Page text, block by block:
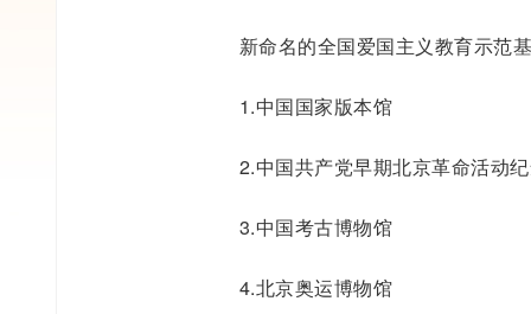
新命名的全国爱国主义教育示范
1.中国国家版本馆
2.中国共产党早期北京革命活动
3.中国考古博物馆
4.北京奥运博物馆